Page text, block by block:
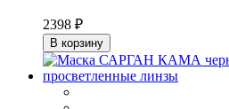
2398 ₽
В корзину